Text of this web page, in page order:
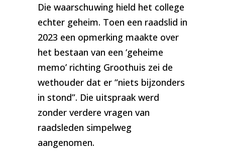
Die waarschuwing hield het college
echter geheim. Toen een raadslid in
2023 een opmerking maakte over
het bestaan van een ‘geheime
memo’ richting Groothuis zei de
wethouder dat er “niets bijzonders
in stond”. Die uitspraak werd
zonder verdere vragen van
raadsleden simpelweg
aangenomen.